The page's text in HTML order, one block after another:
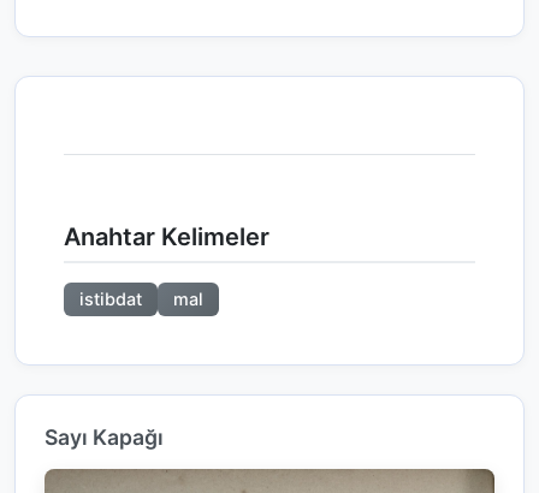
Anahtar Kelimeler
istibdat mal
Sayı Kapağı